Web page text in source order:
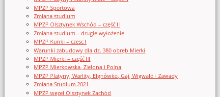
MPZP Sportowa
Zmiana studium
MPZP Olsztynek Wschód – część II
Zmiana studium – drugie wyłożenie
MPZP Kunki – czesc I
Warunki zabudowy dla dz. 380 obręb Mierki
MPZP Mierki – część III
MPZP Mierkowska, Zielona i Polna
MPZP Platyny, Warlity, Elgnówko, Gaj, Wigwałd i Zawady
Zmiana Studium 2021
MPZP węzeł Olsztynek Zachód